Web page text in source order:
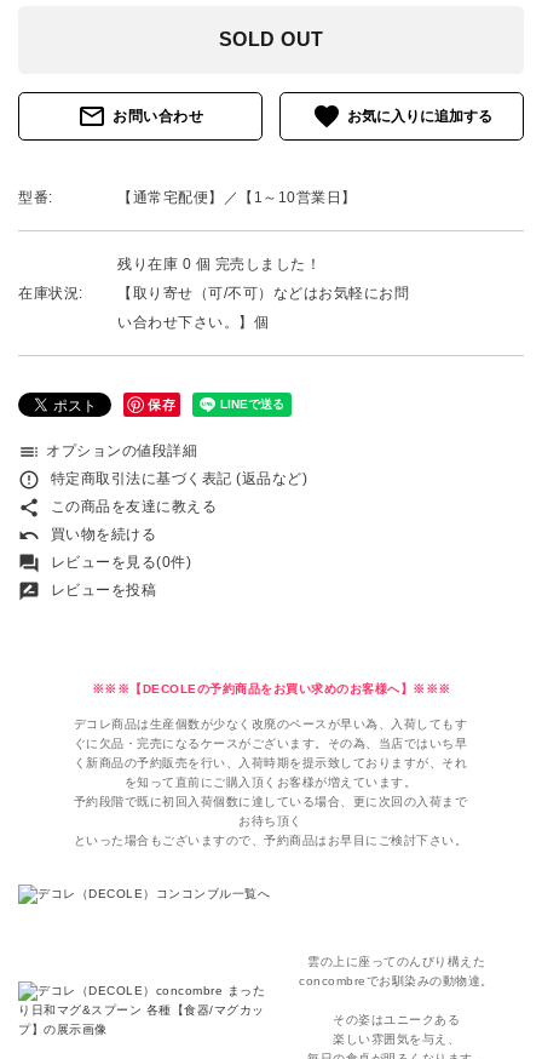
SOLD OUT
mail_outline お問い合わせ favorite
型番: 【通常宅配便】／【1～10営業日】
在庫状況:
残り在庫 0 個 完売しました！
【取り寄せ（可/不可）などはお気軽にお問
い合わせ下さい。】個
保存
toc オプションの値段詳細
error_outline 特定商取引法に基づく表記 (返品など)
share この商品を友達に教える
undo 買い物を続ける
forum レビューを見る(0件)
rate_review レビューを投稿
※※※【DECOLEの予約商品をお買い求めのお客様へ】※※※
デコレ商品は生産個数が少なく改廃のペースが早い為、入荷してもす
ぐに欠品・完売になるケースがございます。その為、当店ではいち早
く新商品の予約販売を行い、入荷時期を提示致しておりますが、それ
を知って直前にご購入頂くお客様が増えています。
予約段階で既に初回入荷個数に達している場合、更に次回の入荷まで
お待ち頂く
といった場合もございますので、予約商品はお早目にご検討下さい。
雲の上に座ってのんびり構えた
concombreでお馴染みの動物達。
その姿はユニークある
楽しい雰囲気を与え、